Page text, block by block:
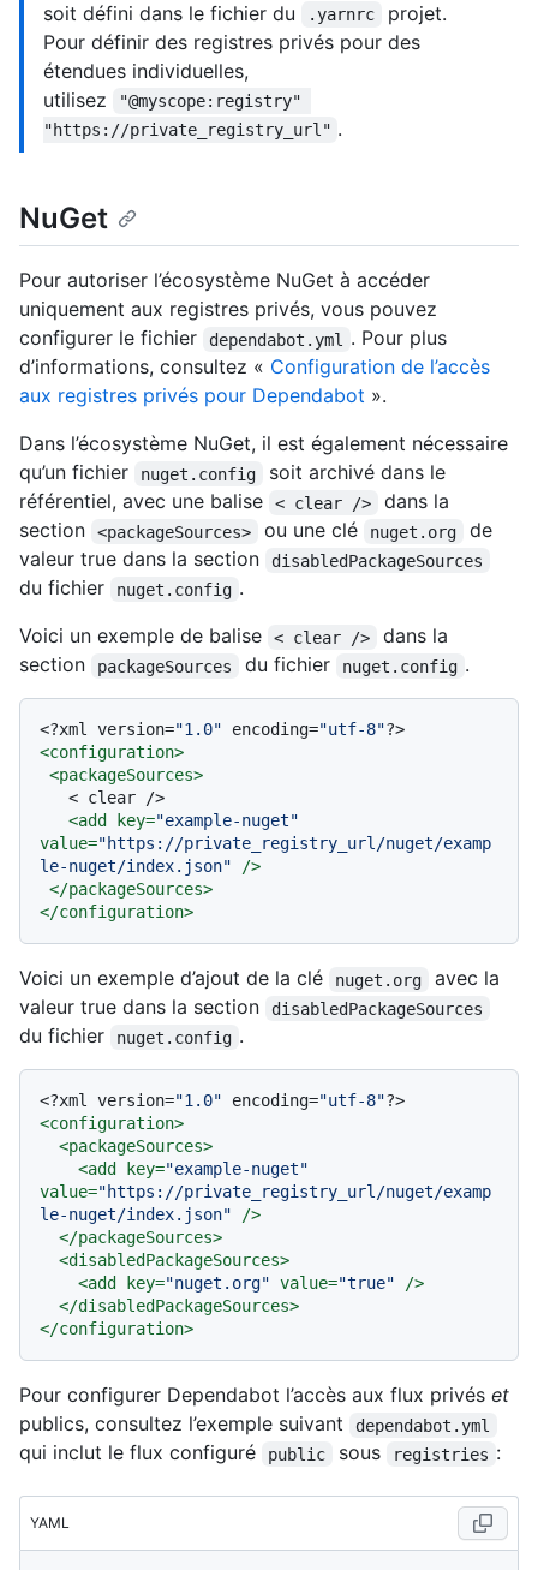
soit défini dans le fichier du
.yarnrc
projet.
Pour définir des registres privés pour des
étendues individuelles,
utilisez
"@myscope:registry"
"https://private_registry_url" .
NuGet
Pour autoriser l’écosystème NuGet à accéder
uniquement aux registres privés, vous pouvez
configurer le fichier
dependabot.yml
. Pour plus
d’informations, consultez « Configuration de l’accès
aux registres privés pour Dependabot ».
Dans l’écosystème NuGet, il est également nécessaire
qu’un fichier
nuget.config
soit archivé dans le
référentiel, avec une balise
< clear />
dans la
section
<packageSources> ou une clé nuget.org
de
valeur true dans la section
disabledPackageSources
du fichier nuget.config .
Voici un exemple de balise
< clear />
dans la
section
packageSources du fichier nuget.config .
<?xml version="1.0" encoding="utf-8"?>
<configuration>
<packageSources>
<add key="example-nuget"
value="https://private_registry_url/nuget/examp
le-nuget/index.json" />
</packageSources>
</configuration>
Voici un exemple d’ajout de la clé nuget.org
avec la
valeur true dans la section
disabledPackageSources
du fichier nuget.config .
<?xml version="1.0" encoding="utf-8"?>
<configuration>
<packageSources>
<add key="example-nuget"
value="https://private_registry_url/nuget/examp
le-nuget/index.json" />
</packageSources>
<disabledPackageSources>
<add key="nuget.org" value="true" />
</disabledPackageSources>
</configuration>
Pour configurer Dependabot l’accès aux flux privés et
publics, consultez l’exemple suivant
dependabot.yml
qui inclut le flux configuré public sous registries :
YAML